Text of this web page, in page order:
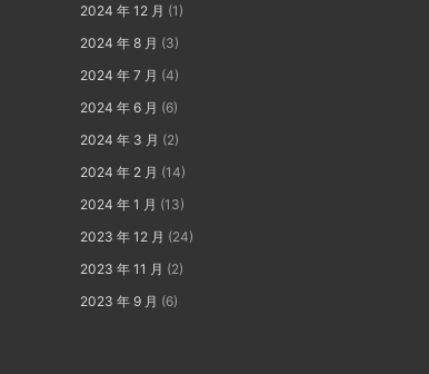
2024 年 12 月 (1)
2024 年 8 月 (3)
2024 年 7 月 (4)
2024 年 6 月 (6)
2024 年 3 月 (2)
2024 年 2 月 (14)
2024 年 1 月 (13)
2023 年 12 月 (24)
2023 年 11 月 (2)
2023 年 9 月 (6)